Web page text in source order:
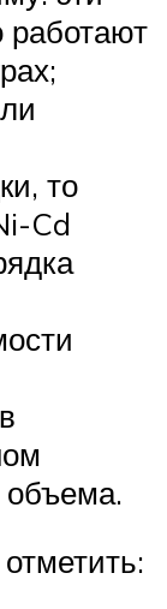
работают
то
Cd
объема.